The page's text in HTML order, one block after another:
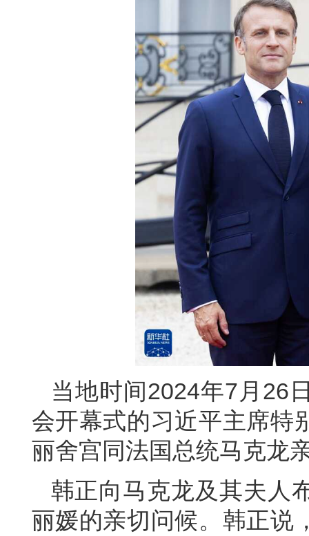
当地时间2024年7月26
会开幕式的习近平主席特
丽舍宫同法国总统马克龙
韩正向马克龙及其夫人
丽媛的亲切问候。韩正说